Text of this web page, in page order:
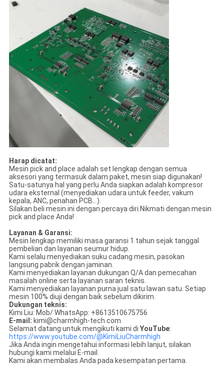
Harap dicatat:
Mesin pick and place adalah set lengkap dengan semua
aksesori yang termasuk dalam paket, mesin siap digunakan!
Satu-satunya hal yang perlu Anda siapkan adalah kompresor
udara eksternal (menyediakan udara untuk feeder, vakum
kepala, ANC, penahan PCB...).
Silakan beli mesin ini dengan percaya diri.Nikmati dengan mesin
pick and place Anda!
Layanan & Garansi:
Mesin lengkap memiliki masa garansi 1 tahun sejak tanggal
pembelian dan layanan seumur hidup.
Kami selalu menyediakan suku cadang mesin, pasokan
langsung pabrik dengan jaminan.
Kami menyediakan layanan dukungan Q/A dan pemecahan
masalah online serta layanan saran teknis.
Kami menyediakan layanan purna jual satu lawan satu. Setiap
mesin 100% diuji dengan baik sebelum dikirim.
Dukungan teknis:
Kimi Liu: Mob/ WhatsApp: +8613510675756
E-mail: kimi@charmhigh-tech.com
Selamat datang untuk mengikuti kami di YouTube:
https://www.youtube.com/@KimiLiuCharmhigh
Jika Anda ingin mengetahui informasi lebih lanjut, silakan
hubungi kami melalui E-mail.
Kami akan membalas Anda pada kesempatan pertama.